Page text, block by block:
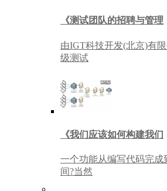
《测试团队的招聘与管理
由IGT科技开发(北京)有
级测试
《我们应该如何构建我们
一个功能从编写代码完成
间?当然